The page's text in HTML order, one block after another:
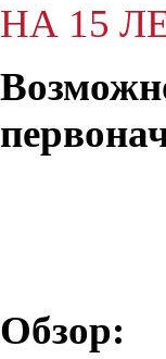
НА 15
Обзор: